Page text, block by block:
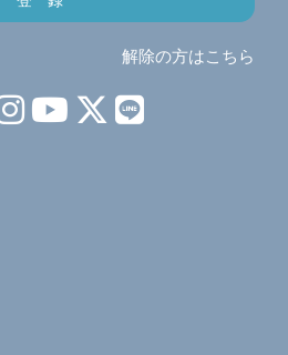
解除の方はこちら